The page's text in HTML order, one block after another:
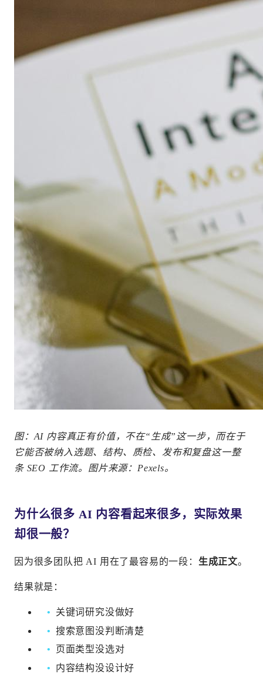
图：AI 内容真正有价值，不在“生成”这一步，而在于
它能否被纳入选题、结构、质检、发布和复盘这一整
条 SEO 工作流。图片来源：Pexels。
为什么很多 AI 内容看起来很多，实际效果
却很一般？
因为很多团队把 AI 用在了最容易的一段： 生成正文。
结果就是：
关键词研究没做好
搜索意图没判断清楚
页面类型没选对
内容结构没设计好